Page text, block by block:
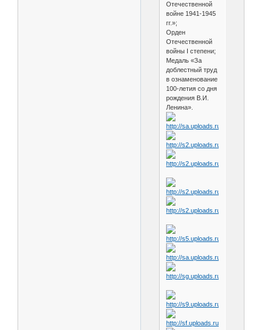
Отечественной
войне 1941-1945
гг.»;
Орден
Отечественной
войны I степени;
Медаль «За
доблестный труд
в ознаменование
100-летия со дня
рождения В.И.
Ленина».